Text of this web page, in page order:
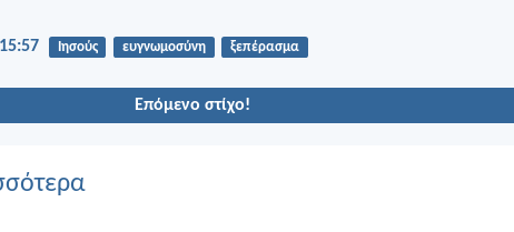
Ιησούς ευγνωμοσύνη ξεπέρασμα
Επόμενο στίχο!